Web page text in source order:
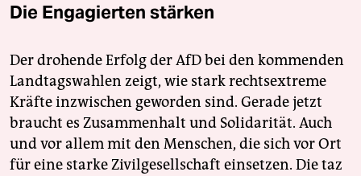
Die Engagierten stärken
Der drohende Erfolg der AfD bei den kommenden
Landtagswahlen zeigt, wie stark rechtsextreme
Kräfte inzwischen geworden sind. Gerade jetzt
braucht es Zusammenhalt und Solidarität. Auch
und vor allem mit den Menschen, die sich vor Ort
für eine starke Zivilgesellschaft einsetzen. Die taz